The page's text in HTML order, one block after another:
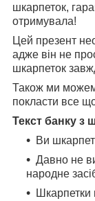
шкарпеток,
отримувала!
Цей презент
адже він не
шкарпеток
Також ми
покласти все
Текст банку з
Ви
Давно не
народне
Шкарпетки